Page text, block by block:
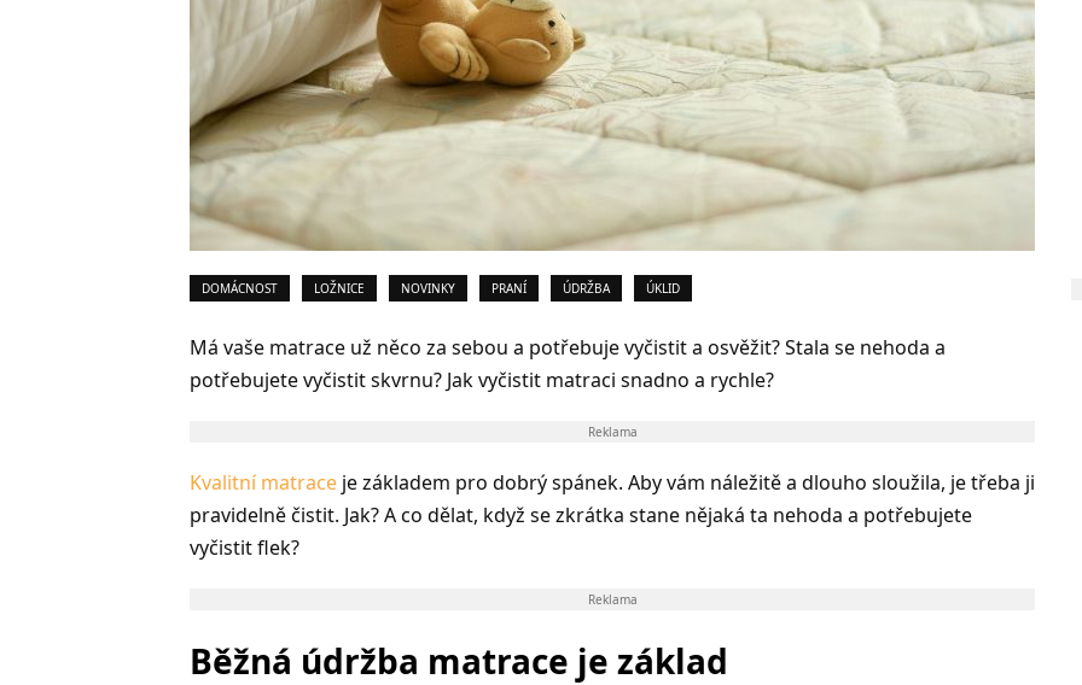
DOMÁCNOST LOŽNICE NOVINKY PRANÍ ÚDRŽBA ÚKLID
Má vaše matrace už něco za sebou a potřebuje vyčistit a osvěžit? Stala se nehoda a
potřebujete vyčistit skvrnu? Jak vyčistit matraci snadno a rychle?
Reklama
Kvalitní matrace je základem pro dobrý spánek. Aby vám náležitě a dlouho sloužila, je třeba ji
pravidelně čistit. Jak? A co dělat, když se zkrátka stane nějaká ta nehoda a potřebujete
vyčistit flek?
Reklama
Běžná údržba matrace je základ